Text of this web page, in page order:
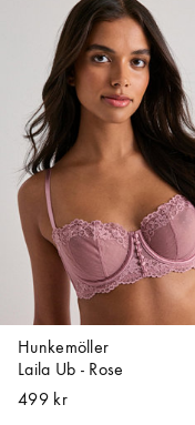
Hunkemöller
Laila Ub - Rose
499 kr